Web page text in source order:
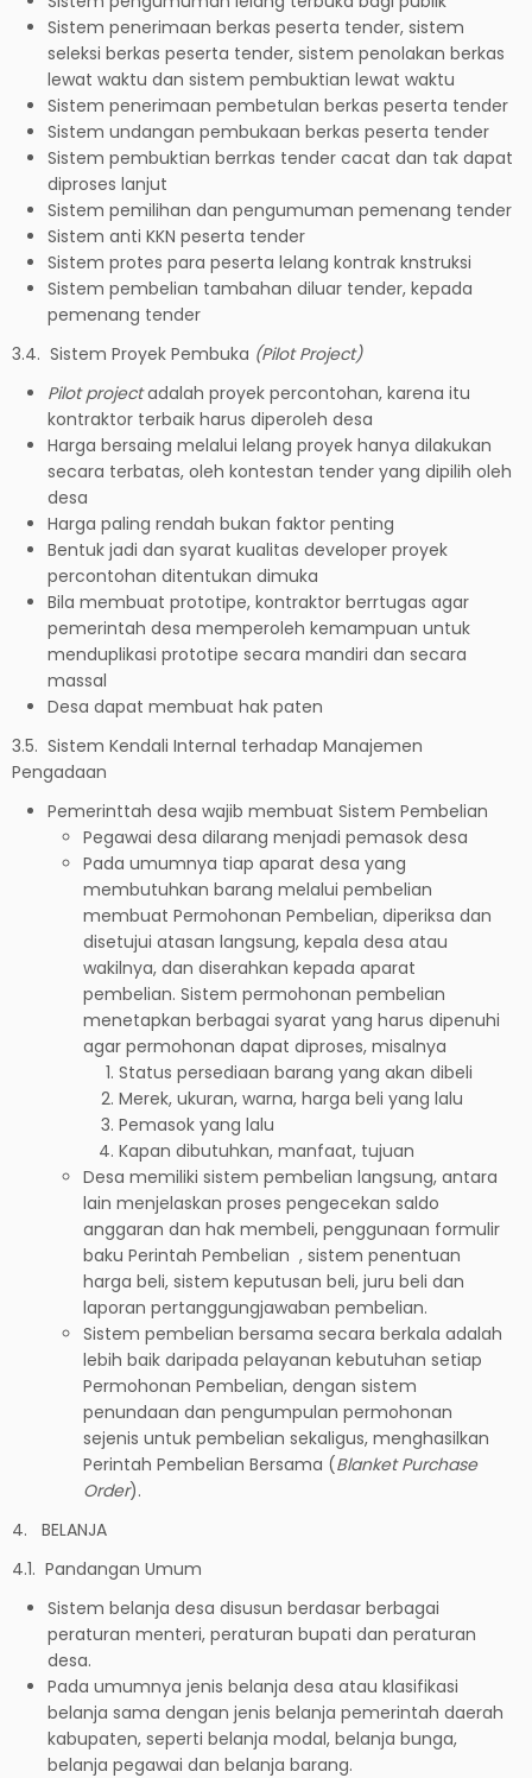
Sistem penerimaan berkas peserta tender, sistem
seleksi berkas peserta tender, sistem penolakan berkas
lewat waktu dan sistem pembuktian lewat waktu
Sistem penerimaan pembetulan berkas peserta tender
Sistem undangan pembukaan berkas peserta tender
Sistem pembuktian berrkas tender cacat dan tak dapat
diproses lanjut
Sistem pemilihan dan pengumuman pemenang tender
Sistem anti KKN peserta tender
Sistem protes para peserta lelang kontrak knstruksi
Sistem pembelian tambahan diluar tender, kepada
pemenang tender
3.4. Sistem Proyek Pembuka (Pilot Project)
Pilot projectadalah proyek percontohan, karena itu
kontraktor terbaik harus diperoleh desa
Harga bersaing melalui lelang proyek hanya dilakukan
secara terbatas, oleh kontestan tender yang dipilih oleh
desa
Harga paling rendah bukan faktor penting
Bentuk jadi dan syarat kualitas developer proyek
percontohan ditentukan dimuka
Bila membuat prototipe, kontraktor berrtugas agar
pemerintah desa memperoleh kemampuan untuk
menduplikasi prototipe secara mandiri dan secara
massal
Desa dapat membuat hak paten
3.5. Sistem Kendali Internal terhadap Manajemen
Pengadaan
Pemerinttah desa wajib membuat Sistem Pembelian
Pegawai desa dilarang menjadi pemasok desa
Pada umumnya tiap aparat desa yang
membutuhkan barang melalui pembelian
membuat Permohonan Pembelian, diperiksa dan
disetujui atasan langsung, kepala desa atau
wakilnya, dan diserahkan kepada aparat
pembelian. Sistem permohonan pembelian
menetapkan berbagai syarat yang harus dipenuhi
agar permohonan dapat diproses, misalnya
Status persediaan barang yang akan dibeli
Merek, ukuran, warna, harga beli yang lalu
Pemasok yang lalu
Kapan dibutuhkan, manfaat, tujuan
Desa memiliki sistem pembelian langsung, antara
lain menjelaskan proses pengecekan saldo
anggaran dan hak membeli, penggunaan formulir
baku Perintah Pembelian , sistem penentuan
harga beli, sistem keputusan beli, juru beli dan
laporan pertanggungjawaban pembelian.
Sistem pembelian bersama secara berkala adalah
lebih baik daripada pelayanan kebutuhan setiap
Permohonan Pembelian, dengan sistem
penundaan dan pengumpulan permohonan
sejenis untuk pembelian sekaligus, menghasilkan
Perintah Pembelian Bersama (Blanket Purchase
Order).
4. BELANJA
4.1. Pandangan Umum
Sistem belanja desa disusun berdasar berbagai
peraturan menteri, peraturan bupati dan peraturan
desa.
Pada umumnya jenis belanja desa atau klasifikasi
belanja sama dengan jenis belanja pemerintah daerah
kabupaten, seperti belanja modal, belanja bunga,
belanja pegawai dan belanja barang.